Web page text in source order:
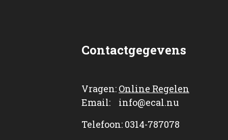
Contactgegevens
Vragen: Online Regelen
Email: info@ecal.nu
Telefoon: 0314-787078